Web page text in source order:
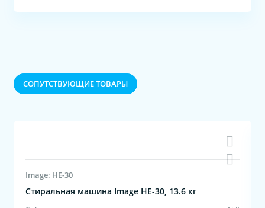
CОПУТСТВУЮЩИЕ ТОВАРЫ
Image: HE-30
Стиральная машина Image HE-30, 13.6 кг